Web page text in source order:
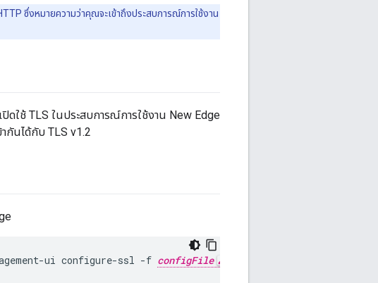
ซึ่งหมายความว่าคุณจะเข้าถึงประสบการณ์การใช้งาน
ดใช้ TLS ในประสบการณ์การใช้งาน New Edge
กันได้กับ TLS v1.2
ui configure-ssl -f configFile